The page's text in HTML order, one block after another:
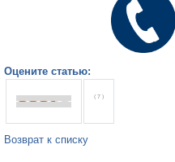
Оцените статью:
( 7 )
Возврат к списку